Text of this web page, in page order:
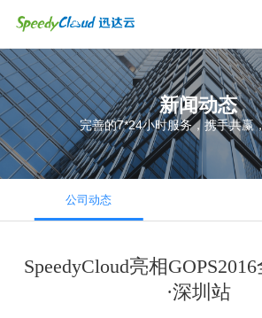
新闻动态
完善的7*24小时服务，携手共赢
公司动态
SpeedyCloud亮相
·深圳站